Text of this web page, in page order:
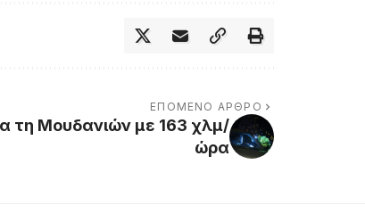
ΕΠΌΜΕΝΟ ΆΡΘΡΟ
τη Μουδανιών με 163 χλμ/
ώρα